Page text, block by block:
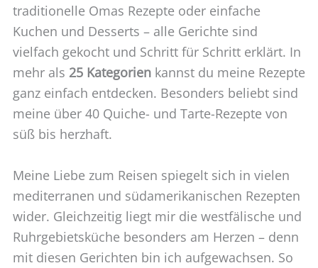
traditionelle Omas Rezepte oder einfache
Kuchen und Desserts – alle Gerichte sind
vielfach gekocht und Schritt für Schritt erklärt. In
mehr als 25 Kategorienkannst du meine Rezepte
ganz einfach entdecken. Besonders beliebt sind
meine über 40 Quiche- und Tarte-Rezepte von
süß bis herzhaft.
Meine Liebe zum Reisen spiegelt sich in vielen
mediterranen und südamerikanischen Rezepten
wider. Gleichzeitig liegt mir die westfälische und
Ruhrgebietsküche besonders am Herzen – denn
mit diesen Gerichten bin ich aufgewachsen. So